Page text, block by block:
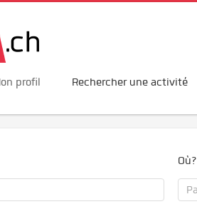
profil Rechercher une activité
Où?